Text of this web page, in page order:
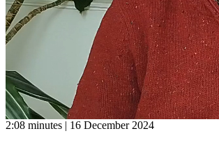
2:08 minutes | 16 December 2024